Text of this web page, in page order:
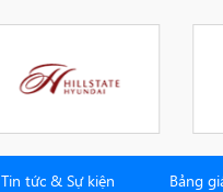
Tin tức & Sự kiện Bảng